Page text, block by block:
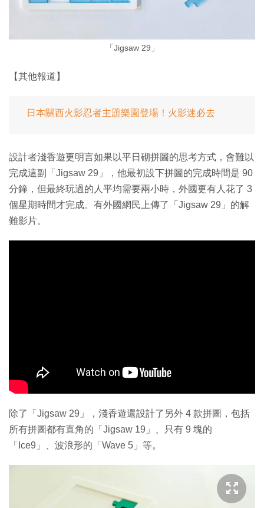
「Jigsaw 29」
【其他報道】
日本關西火影忍者主題樂園登場！火影迷必去
設計者淺香遊更明言如果以平日砌拼圖的思考方式，會難以
完成這副「Jigsaw 29」，他最初設下拼圖的完成時間是 90
分鐘，但最終玩過的人平均需要兩小時，外國更有人花了 3
個星期時間才完成。有外國網民上傳了「Jigsaw 29」的解
難影片。
除了「Jigsaw 29」，淺香遊還設計了另外 4 款拼圖，包括
所有拼圖都有直角的「Jigsaw 19」、只有 9 塊的
「Ice9」、波浪形的「Wave 5」等。